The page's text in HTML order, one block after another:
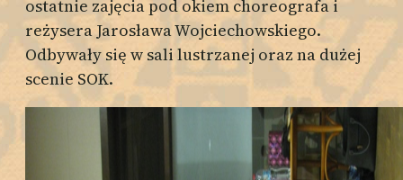
ostatnie zajęcia pod okiem choreografa i
reżysera Jarosława Wojciechowskiego.
Odbywały się w sali lustrzanej oraz na dużej
scenie SOK.